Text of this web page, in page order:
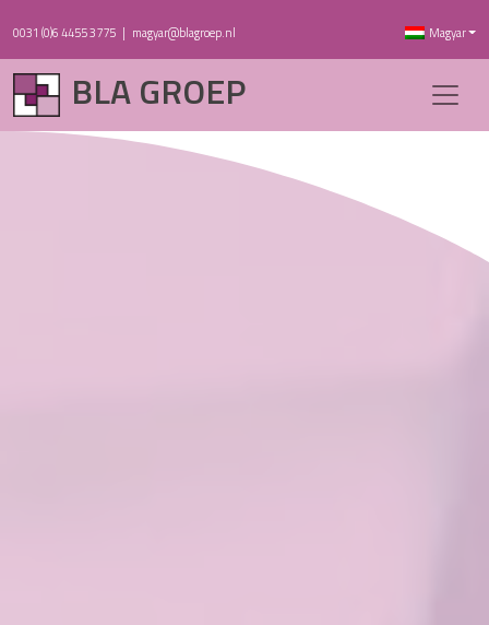
0031 (0)6 4455 3775 | magyar@blagroep.nl Magyar
BLA GROEP